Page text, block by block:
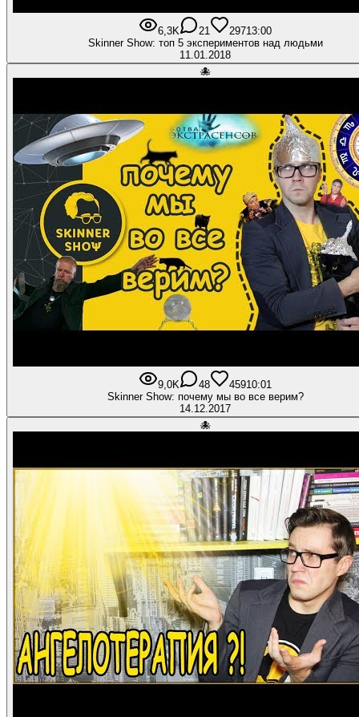
6,3K 21 29713:00
Skinner Show: топ 5 экспериментов над людьми
11.01.2018
🐙
9,0K 48 45910:01
Skinner Show: почему мы во все верим?
14.12.2017
🐙